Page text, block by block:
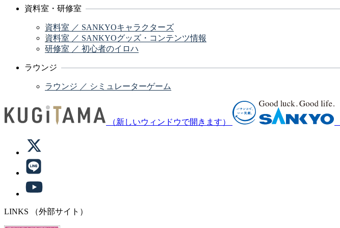
資料室・研修室
資料室 ／ SANKYOキャラクターズ
資料室 ／ SANKYOグッズ・コンテンツ情報
研修室 ／ 初心者のイロハ
ラウンジ
ラウンジ ／ シミュレーターゲーム
（新しいウィンドウで開きます）
LINKS （外部サイト）